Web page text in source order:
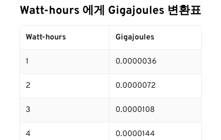
Watt-hours 에게 Gigajoules 변환표
Watt-hours Gigajoules
1 0.0000036
2 0.0000072
3 0.0000108
4 0.0000144